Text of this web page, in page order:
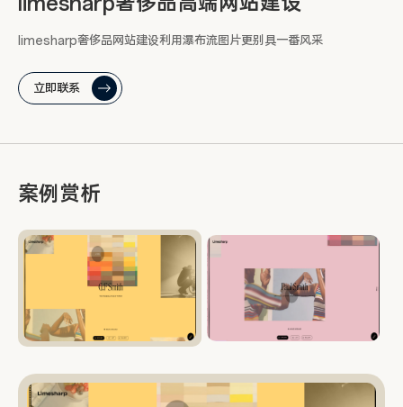
limesharp奢侈品网站建设利用瀑布流图片更别具一番风采
立即联系
案例赏析